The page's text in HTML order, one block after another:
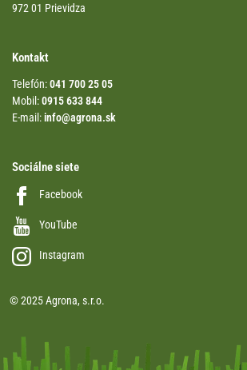
972 01 Prievidza
Kontakt
Telefón:041 700 25 05
Mobil:0915 633 844
E-mail:info@agrona.sk
Sociálne siete
Facebook
YouTube
Instagram
© 2025 Agrona, s.r.o.